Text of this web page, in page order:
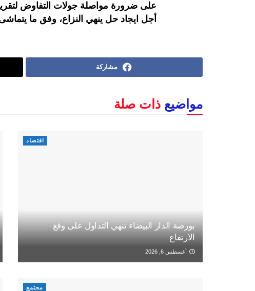
على ضرورة مواصلة جولات التفاوض
أجل ايجاد حل ينهي النزاع، وفق ما
مشاركة
مواضيع ذات صلة
اقتصاد
بورصة الدار البيضاء تنهي التداول على وقع
الارتفاع
أغسطس 6, 2026
مجتمع